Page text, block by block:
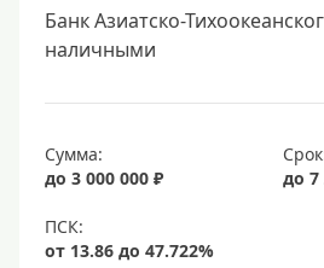
Банк Азиатско-
наличными
Сумма:
до 3 000 000 ₽
до 7